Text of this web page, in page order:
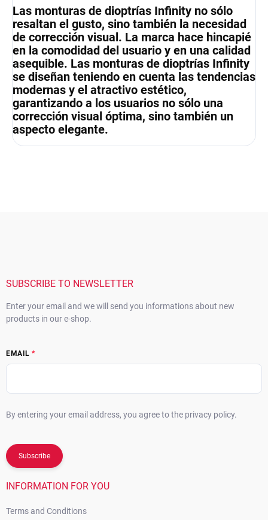
Las monturas de dioptrías Infinity no sólo
resaltan el gusto, sino también la necesidad
de corrección visual. La marca hace hincapié
en la comodidad del usuario y en una calidad
asequible. Las monturas de dioptrías Infinity
se diseñan teniendo en cuenta las tendencias
modernas y el atractivo estético,
garantizando a los usuarios no sólo una
corrección visual óptima, sino también un
aspecto elegante.
SUBSCRIBE TO NEWSLETTER
Enter your email and we will send you informations about new
products in our e-shop.
EMAIL
By entering your email address, you agree to the privacy policy.
Subscribe
INFORMATION FOR YOU
Terms and Conditions